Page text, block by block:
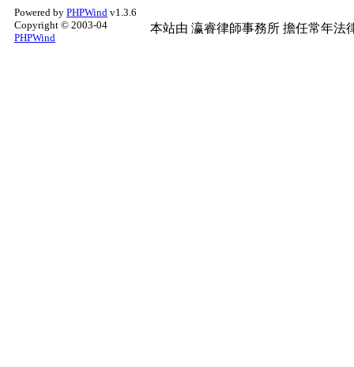
Powered by PHPWind v1.3.6
Copyright © 2003-04
PHPWind
本站由 瀛睿律師事務所 擔任常年法